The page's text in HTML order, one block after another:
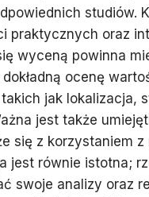
studiów.
praktycznych oraz
wyceną powinna
ocenę
jak lokalizacja,
jest także
się z korzystaniem
jest równie istotna;
swoje analizy oraz